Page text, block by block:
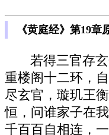
《黄庭经》第19章
若得三官存
重楼阁十二环，
尽玄官，璇玑王
恒，问谁家子在
千百百自相连，